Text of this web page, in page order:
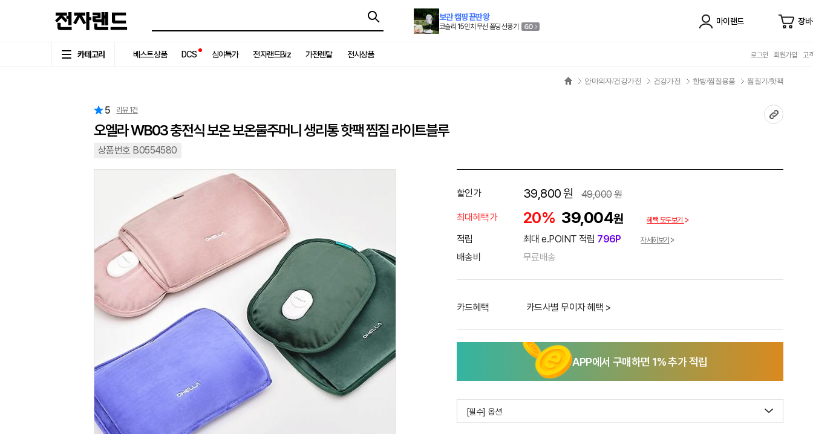
보관 캠핑 끝판왕
코슬리 15인치 무선 폴딩 선풍기
마이랜드 장
카테고리 베스트상품 DCS 심야특가 전자랜드Biz 가전렌탈 전시상품 로그인 회원가입 고
안마의자/건강가전 건강가전 한방/찜질용품 찜질기/핫팩
5 리뷰 1건
오엘라 WB03 충전식 보온 보온물주머니 생리통 핫팩 찜질 라이트블루
상품번호 B0554580
할인가 39,800원 49,000원
최대혜택가
20% 39,004원 혜택 모두보기
적립 최대 e.POINT 적립 796P 자세히보기
배송비 무료배송
카드혜택 카드사별 무이자 혜택 >
APP에서 구매하면 1% 추가 적립
[필수] 옵션